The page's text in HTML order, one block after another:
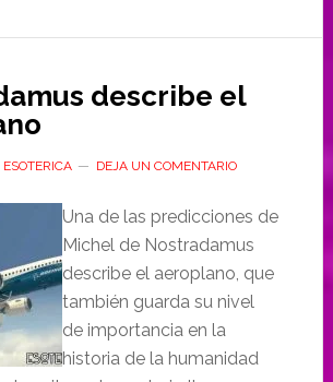
describe el
ESOTERICA DEJA UN COMENTARIO
Una de las predicciones de
Michel de Nostradamus
describe el aeroplano, que
también guarda su nivel
de importancia en la
historia de la humanidad